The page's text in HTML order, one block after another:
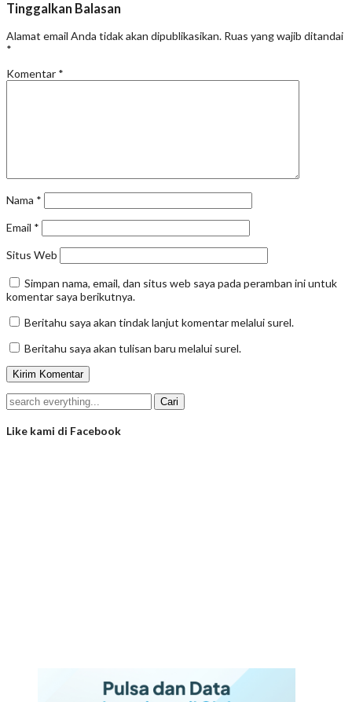
Tinggalkan Balasan
Alamat email Anda tidak akan dipublikasikan. Ruas yang wajib ditandai
*
Komentar *
Nama *
Email *
Situs Web
Simpan nama, email, dan situs web saya pada peramban ini untuk
komentar saya berikutnya.
Beritahu saya akan tindak lanjut komentar melalui surel.
Beritahu saya akan tulisan baru melalui surel.
Like kami di Facebook